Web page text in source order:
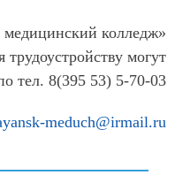
колледж»
могут
тел. 8(395 53) 5-70-03
meduch@irmail.ru